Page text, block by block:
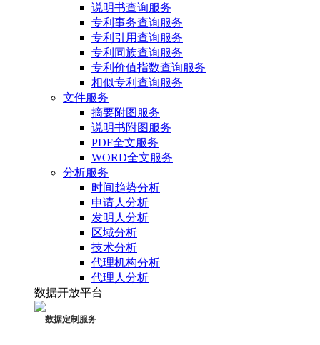
说明书查询服务
专利事务查询服务
专利引用查询服务
专利同族查询服务
专利价值指数查询服务
相似专利查询服务
文件服务
摘要附图服务
说明书附图服务
PDF全文服务
WORD全文服务
分析服务
时间趋势分析
申请人分析
发明人分析
区域分析
技术分析
代理机构分析
代理人分析
数据开放平台
数据定制服务